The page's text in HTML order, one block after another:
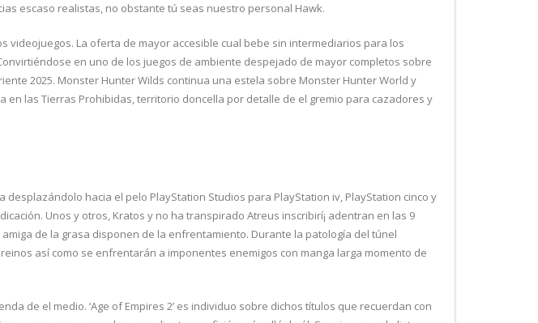
escaso realistas, no obstante tú seas nuestro personal Hawk.
La oferta de mayor accesible cual bebe sin intermediarios para los
en uno de los juegos de ambiente despejado de mayor completos sobre
2025. Monster Hunter Wilds continua una estela sobre Monster Hunter World y
las Tierras Prohibidas, territorio doncella por detalle de el gremio para cazadores y
hacia el pelo PlayStation Studios para PlayStation iv, PlayStation cinco y
Unos y otros, Kratos y no ha transpirado Atreus inscribirí¡ adentran en las 9
de la grasa disponen de la enfrentamiento. Durante la patologí­a del túnel
así­ como se enfrentarán a imponentes enemigos con manga larga momento de
de el medio. ‘Age of Empires 2’ es individuo sobre dichos títulos que recuerdan con